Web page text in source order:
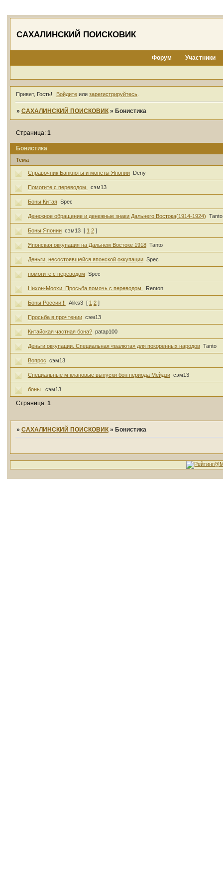
САХАЛИНСКИЙ ПОИСКОВИК
Форум Участники
Привет, Гость! Войдите илизарегистрируйтесь
» САХАЛИНСКИЙ ПОИСКОВИК » Бонистика
Бонистика
Страница: 1
Тема
Справочник Банкноты и монеты Японии Deny
Помогите с переводом. сэм13
Боны Китая Spec
Денежное обращение и денежные знаки Дальнего Востока(1914-1924) Tanto
Боны Японии сэм13 [ 1 2 ]
Японская оккупация на Дальнем Востоке 1918 Tanto
Деньги, несостоявшейся японской оккупации Spec
помогите с переводом Spec
Нихон-Моохи. Просьба помочь с переводом. Renton
Боны России!!! Aliks3 [ 1 2 ]
Просьба в прочтении сэм13
Китайская частная бона? patap100
Деньги оккупации. Специальная «валюта» для покоренных народов Tanto
Вопрос сэм13
Специальные м клановые выпуски бон периода Мейдзи сэм13
боны. сэм13
Страница: 1
» САХАЛИНСКИЙ ПОИСКОВИК » Бонистика